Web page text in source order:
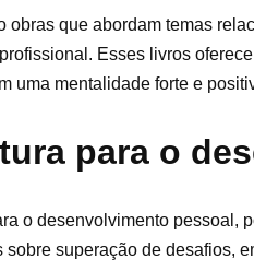
obras que abordam temas
Esses livros
uma mentalidade forte e
para o
o desenvolvimento pessoal,
superação de desafios,